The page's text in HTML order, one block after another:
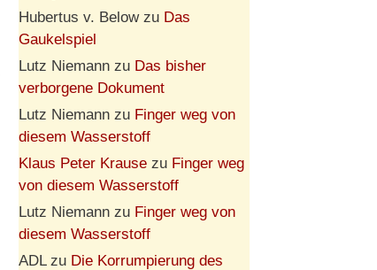
Hubertus v. Belowzu Das
Gaukelspiel
Lutz Niemann zu Das bisher
verborgene Dokument
Lutz Niemann zu Finger weg von
diesem Wasserstoff
Klaus Peter Krause zu Finger weg
von diesem Wasserstoff
Lutz Niemann zu Finger weg von
diesem Wasserstoff
ADLzu Die Korrumpierung des